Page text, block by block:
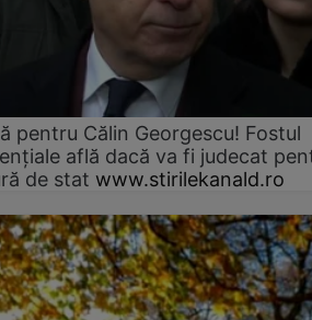
pentru Călin Georgescu! Fostul
află dacă va fi judecat
de stat www.stirilekanald.ro